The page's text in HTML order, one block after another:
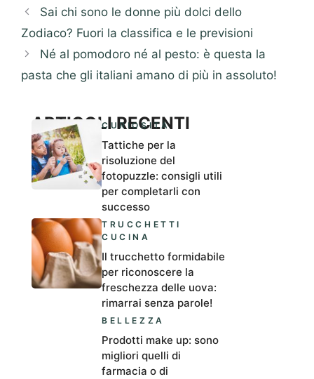
Sai chi sono le donne più dolci dello
Zodiaco? Fuori la classifica e le previsioni
Né al pomodoro né al pesto: è questa la
pasta che gli italiani amano di più in assoluto!
ARTICOLI RECENTI
CURIOSITÀ
Tattiche per la
risoluzione del
fotopuzzle: consigli utili
per completarli con
successo
TRUCCHETTI
CUCINA
Il trucchetto formidabile
per riconoscere la
freschezza delle uova:
rimarrai senza parole!
BELLEZZA
Prodotti make up: sono
migliori quelli di
farmacia o di